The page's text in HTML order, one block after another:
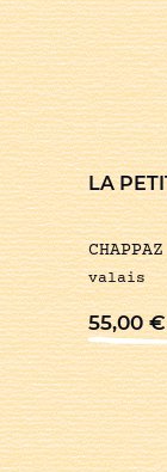
LA
valais
55,00€